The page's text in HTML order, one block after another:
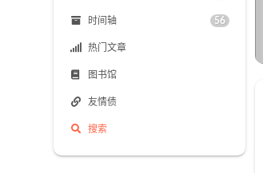
时间轴 56
热门文章
图书馆
友情债
搜索